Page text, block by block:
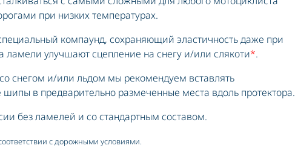
при низких температурах.
компаунд, сохраняющий эластичность даже при
ламели улучшают сцепление на снегу и/или слякоти*.
снегом и/или льдом мы рекомендуем вставлять
в предварительно размеченные места вдоль протектора.
без ламелей и со стандартным составом.
с дорожными условиями.